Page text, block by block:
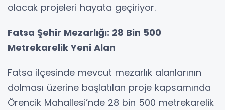
olacak projeleri hayata geçiriyor.
Fatsa Şehir Mezarlığı: 28 Bin 500
Metrekarelik Yeni Alan
Fatsa ilçesinde mevcut mezarlık alanlarının
dolması üzerine başlatılan proje kapsamında
Örencik Mahallesi’nde 28 bin 500 metrekarelik